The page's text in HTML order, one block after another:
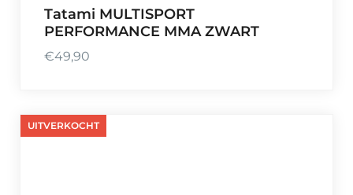
,
9
0
€
Tatami MULTISPORT
PERFORMANCE MMA ZWART
€49,90
UITVERKOCHT